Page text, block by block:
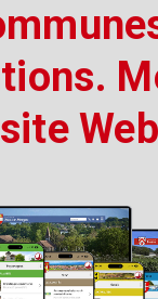
site